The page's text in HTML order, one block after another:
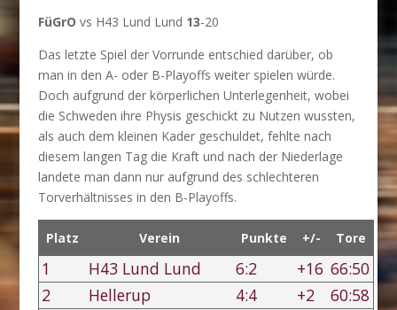
FüGrO vs H43 Lund Lund 13-20
Das letzte Spiel der Vorrunde entschied darüber, ob
man in den A- oder B-Playoffs weiter spielen würde.
Doch aufgrund der körperlichen Unterlegenheit, wobei
die Schweden ihre Physis geschickt zu Nutzen wussten,
als auch dem kleinen Kader geschuldet, fehlte nach
diesem langen Tag die Kraft und nach der Niederlage
landete man dann nur aufgrund des schlechteren
Torverhältnisses in den B-Playoffs.
Platz Verein Punkte +/- Tore
1 H43 Lund Lund 6:2 +16 66:50
2
Hellerup 4:4 +2
60:58